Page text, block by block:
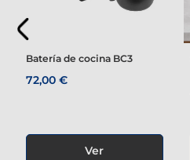
Batería de cocina BC3
72,00 €
Ver